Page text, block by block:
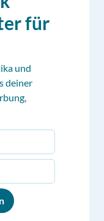
für
und
deiner